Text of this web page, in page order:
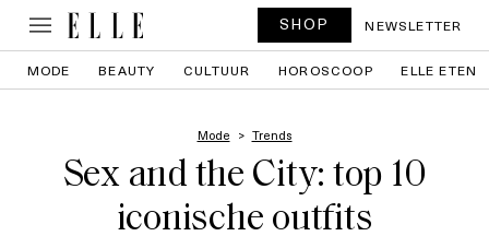
SHOP NEWSLETTER
MODE BEAUTY CULTUUR HOROSCOOP ELLE ETEN
Mode Trends
Sex and the City: top 10
iconische outfits